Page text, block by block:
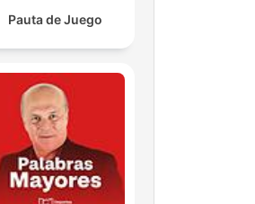
Pauta de Juego